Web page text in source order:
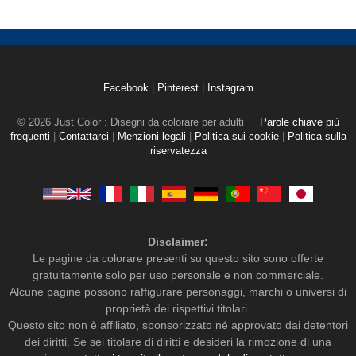
Facebook Pinterest Instagram
© 2026 Just Color : Disegni da colorare per adulti
Parole chiave più
frequenti
Contattarci Menzioni legali Politica sui cookie
Politica sulla
riservatezza
Disclaimer:
Le pagine da colorare presenti su questo sito sono offerte
gratuitamente solo per uso personale e non commerciale.
Alcune pagine possono raffigurare personaggi, marchi o universi di
proprietà dei rispettivi titolari.
Questo sito non è affiliato, sponsorizzato né approvato dai detentori
dei diritti. Se sei titolare di diritti e desideri la rimozione di una